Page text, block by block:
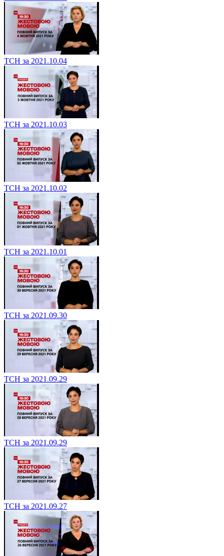
ТСН за 2021.10.04
ТСН за 2021.10.03
ТСН за 2021.10.02
ТСН за 2021.10.01
ТСН за 2021.09.30
ТСН за 2021.09.29
ТСН за 2021.09.29
ТСН за 2021.09.27